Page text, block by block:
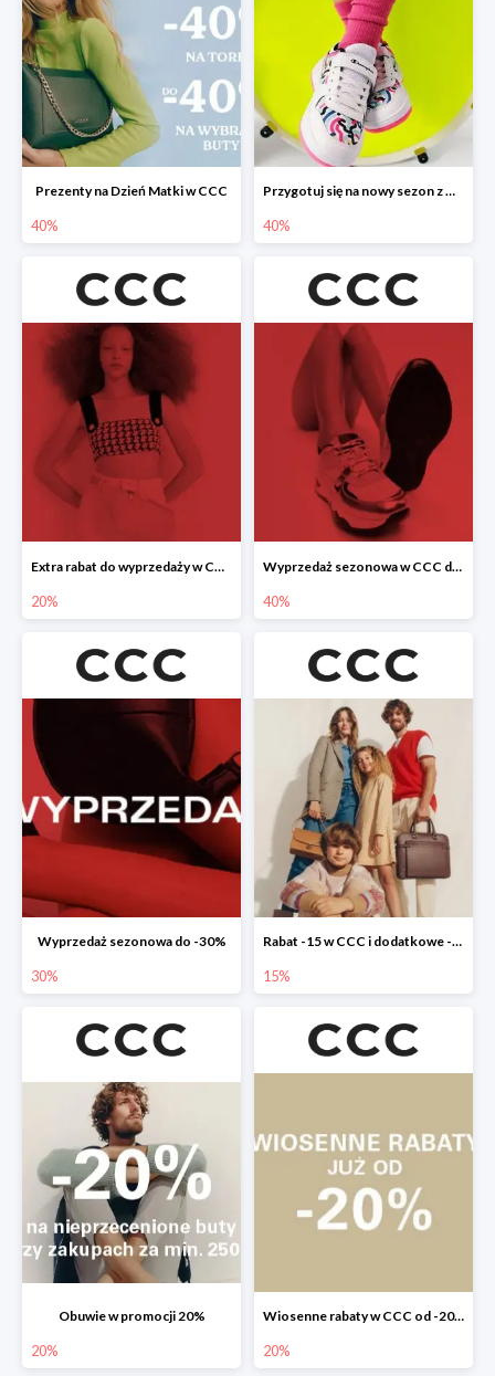
Prezenty na Dzień Matki w CCC
40%
Przygotuj się na nowy sezon z CCC - druga para -40%
40%
Extra rabat do wyprzedaży w CCC -20%
20%
Wyprzedaż sezonowa w CCC do -40%
40%
Wyprzedaż sezonowa do -30%
30%
Rabat -15 w CCC i dodatkowe -20% dla klubowiczów
15%
Obuwie w promocji 20%
20%
Wiosenne rabaty w CCC od -20%
20%